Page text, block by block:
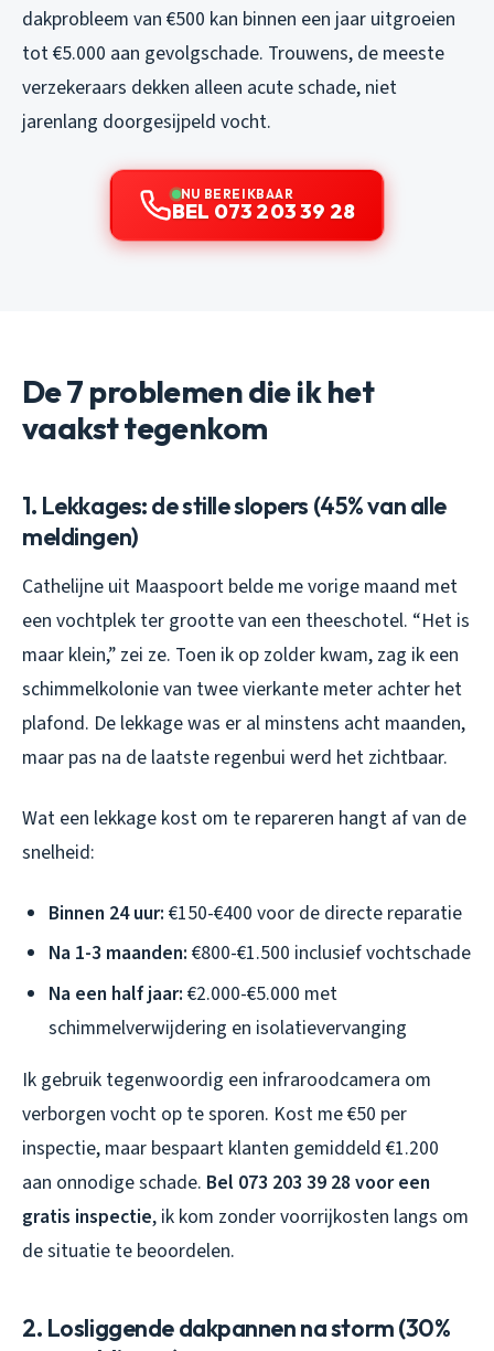
dakprobleem van €500 kan binnen een jaar uitgroeien
tot €5.000 aan gevolgschade. Trouwens, de meeste
verzekeraars dekken alleen acute schade, niet
jarenlang doorgesijpeld vocht.
NU BEREIKBAAR
BEL 073 203 39 28
De 7 problemen die ik het
vaakst tegenkom
1. Lekkages: de stille slopers (45% van alle
meldingen)
Cathelijne uit Maaspoort belde me vorige maand met
een vochtplek ter grootte van een theeschotel. “Het is
maar klein,” zei ze. Toen ik op zolder kwam, zag ik een
schimmelkolonie van twee vierkante meter achter het
plafond. De lekkage was er al minstens acht maanden,
maar pas na de laatste regenbui werd het zichtbaar.
Wat een lekkage kost om te repareren hangt af van de
snelheid:
Binnen 24 uur: €150-€400 voor de directe reparatie
Na 1-3 maanden: €800-€1.500 inclusief vochtschade
Na een half jaar: €2.000-€5.000 met
schimmelverwijdering en isolatievervanging
Ik gebruik tegenwoordig een infraroodcamera om
verborgen vocht op te sporen. Kost me €50 per
inspectie, maar bespaart klanten gemiddeld €1.200
aan onnodige schade. Bel 073 203 39 28 voor een
gratis inspectie, ik kom zonder voorrijkosten langs om
de situatie te beoordelen.
2. Losliggende dakpannen na storm (30%